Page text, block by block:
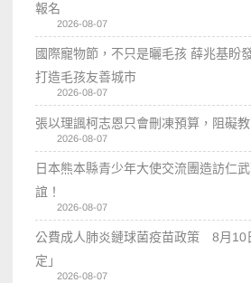
報名
2026-08-07
國際寵物節，不只是曬毛孩 薛兆基盼
打造毛孩友善城市
2026-08-07
張以理諷柯志恩只會刪凍預算，阻礙
2026-08-07
日本熊本縣青少年大使交流團造訪仁
誼！
2026-08-07
公費成人肺炎鏈球菌疫苗政策 8月10
定」
2026-08-07